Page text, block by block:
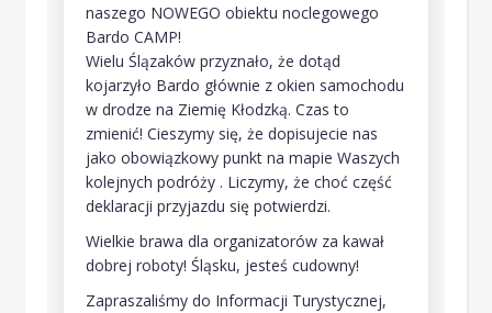
naszego NOWEGO obiektu noclegowego
Bardo CAMP!
Wielu Ślązaków przyznało, że dotąd
kojarzyło Bardo głównie z okien samochodu
w drodze na Ziemię Kłodzką. Czas to
zmienić! Cieszymy się, że dopisujecie nas
jako obowiązkowy punkt na mapie Waszych
kolejnych podróży . Liczymy, że choć część
deklaracji przyjazdu się potwierdzi.
Wielkie brawa dla organizatorów za kawał
dobrej roboty! Śląsku, jesteś cudowny!
Zapraszaliśmy do Informacji Turystycznej,